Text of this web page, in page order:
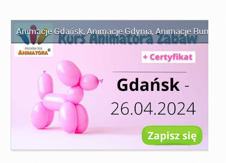
Animacje Gdańsk,Animacje Gdynia,Animacje Rumia